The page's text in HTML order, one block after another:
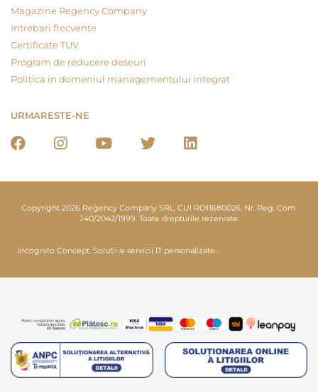
Magazine Regency Company
Intrebari frecvente
Certificate TUV
Program de reducere deseuri
Politica in domeniul managementului integrat
URMARESTE-NE
Copyright 2026 Regency Company SRL, CUI RO11680026, Nr. Reg. Com.
J40/2042/1999. Toate drepturile rezervate.
Incognito Concept. Solutii si servicii IT personalizate.